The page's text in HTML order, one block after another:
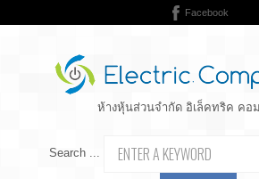
Facebook
ห้างหุ้นส่วนจำกัด อิเล็คทริค คอ
Search ...